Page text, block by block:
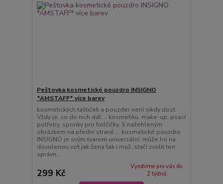
Peštovka kosmetické pouzdro INSIGNO
*AMSTAFF* více barev
kosmetických taštiček a pouzder není nikdy dost.
Vždy je, co do nich dát ... kosmetiku, make-up, psací
potřeby, sponky pro holčičky. S nažehleným
obrázkem na přední straně ... kosmetické pouzdro
INSIGNO je svým tvarem univerzální, může ho na
dovolenou vzít jak žena tak i muž, stačí zvolit ten
správn...
299 Kč
Vyrobíme pro vás do
2 týdnů